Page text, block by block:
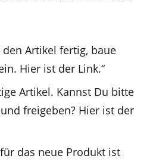
den Artikel fertig, baue
Hier ist der Link.“
Artikel. Kannst Du bitte
freigeben? Hier ist der
das neue Produkt ist